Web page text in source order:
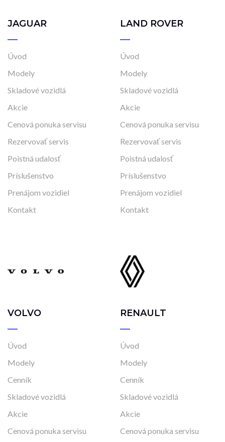
JAGUAR
Úvod
Modely
Skladové vozidlá
Akcie
Cenová ponuka servisu
Rezervovať servis
Poistná udalosť
Príslušenstvo
Prenájom vozidiel
Kontakt
LAND ROVER
Úvod
Modely
Skladové vozidlá
Akcie
Cenová ponuka servisu
Rezervovať servis
Poistná udalosť
Príslušenstvo
Prenájom vozidiel
Kontakt
VOLVO
Úvod
Modely
Cenník
Skladové vozidlá
Akcie
Cenová ponuka servisu
RENAULT
Úvod
Modely
Cenník
Skladové vozidlá
Akcie
Cenová ponuka servisu